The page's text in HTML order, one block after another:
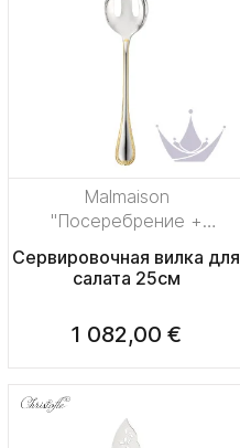
Malmaison
"Посеребрение +
Сервировочная вилка для
салата 25см
1 082,00 €